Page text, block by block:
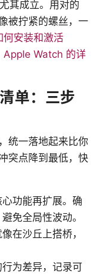
其成立。用对的
被拧紧的螺丝，一
何安装和激活
Watch 的详
单：三步
统一落地起来比你
突点降到最低，快
功能再扩展。确
免全局性波动。
在沙丘上搭桥，
为差异，记录可